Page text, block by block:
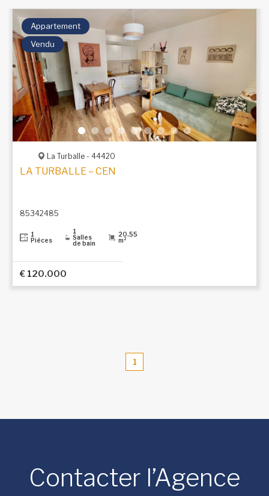
Appartement
Vendu
La Turballe - 44420
LA TURBALLE – CENTRE-VILLE PROCHE PORT ET
85342485
1
Pièces
1
Salles
de bain
20.55
m²
€ 120.000
1
Contacter l’Agence